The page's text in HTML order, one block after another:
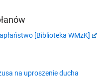
[Biblioteka WMzK]
na uproszenie ducha